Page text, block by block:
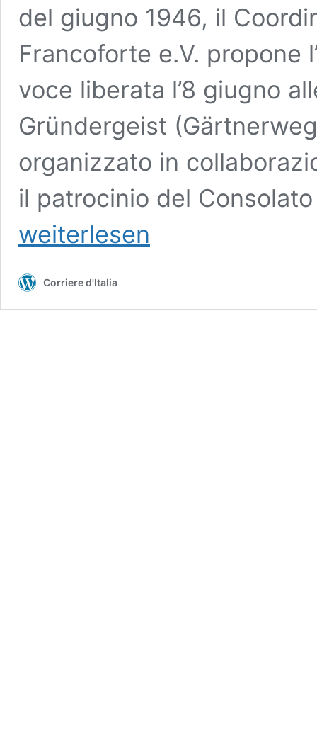
del giugno 1946, il
Francoforte e.V. propone
voce liberata l’8 giugno
Gründergeist
organizzato in
il patrocinio del
weiterlesen
Corriere d'Italia